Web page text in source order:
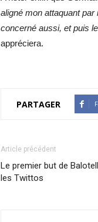
aligné mon attaquant
concerné aussi, et puis
appréciera.
PARTAGER
Article précédent
Le premier but de
les Twittos